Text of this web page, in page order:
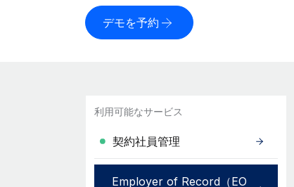
デモを予約
利用可能なサービス
契約社員管理
Employer of Record（EO